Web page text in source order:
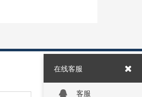
在线客服
客服